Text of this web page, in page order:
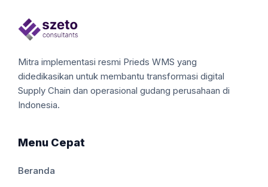
Mitra implementasi resmi Prieds WMS yang
didedikasikan untuk membantu transformasi digital
Supply Chain dan operasional gudang perusahaan di
Indonesia.
Menu Cepat
Beranda